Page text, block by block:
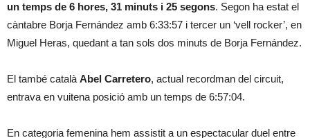
un temps de 6 hores, 31 minuts i 25 segons. Segon ha estat el
càntabre Borja Fernández amb 6:33:57 i tercer un ‘vell rocker’, en
Miguel Heras, quedant a tan sols dos minuts de Borja Fernández.
El també català Abel Carretero, actual recordman del circuit,
entrava en vuitena posició amb un temps de 6:57:04.
En categoria femenina hem assistit a un espectacular duel entre